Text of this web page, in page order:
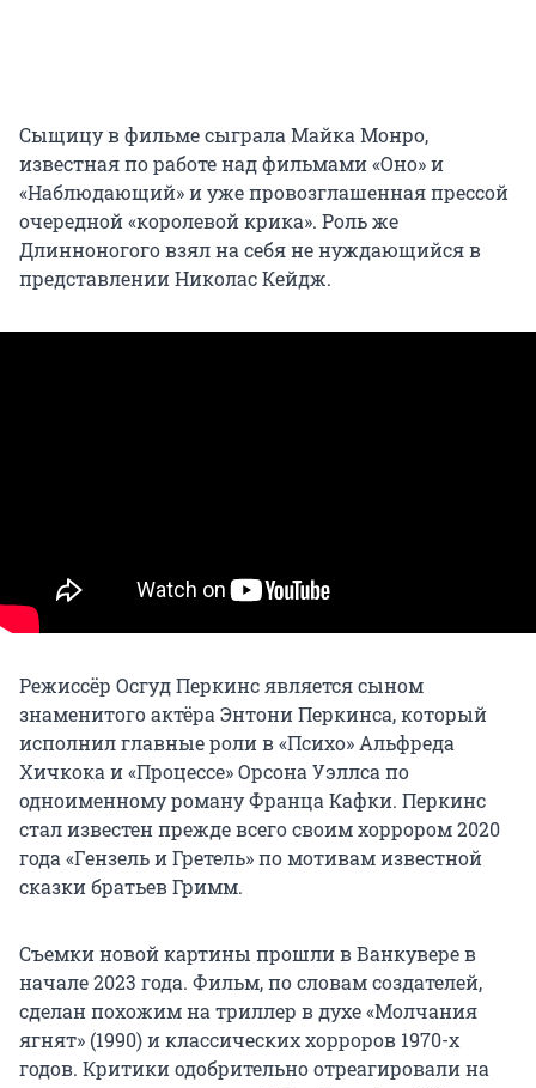
Сыщицу в фильме сыграла Майка Монро,
известная по работе над фильмами «Оно» и
«Наблюдающий» и уже провозглашенная прессой
очередной «королевой крика». Роль же
Длинноногого взял на себя не нуждающийся в
представлении Николас Кейдж.
Режиссёр Осгуд Перкинс является сыном
знаменитого актёра Энтони Перкинса, который
исполнил главные роли в «Психо» Альфреда
Хичкока и «Процессе» Орсона Уэллса по
одноименному роману Франца Кафки. Перкинс
стал известен прежде всего своим хоррором 2020
года «Гензель и Гретель» по мотивам известной
сказки братьев Гримм.
Съемки новой картины прошли в Ванкувере в
начале 2023 года. Фильм, по словам создателей,
сделан похожим на триллер в духе «Молчания
ягнят» (1990) и классических хорроров 1970-х
годов. Критики одобрительно отреагировали на